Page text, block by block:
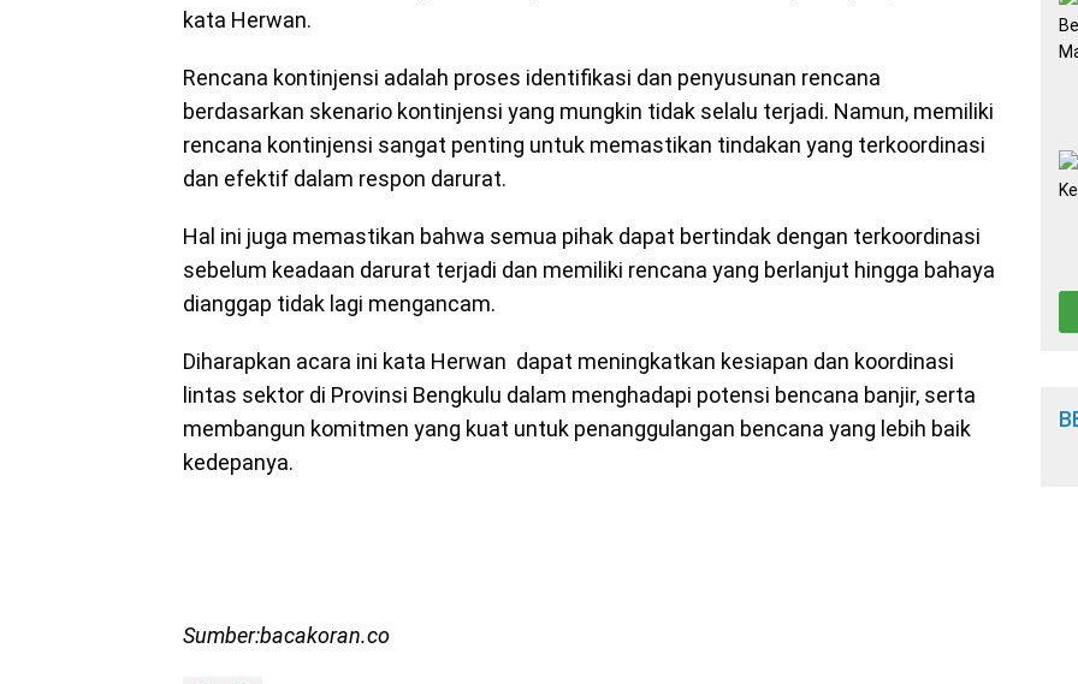
kata Herwan.
Rencana kontinjensi adalah proses identifikasi dan penyusunan rencana
berdasarkan skenario kontinjensi yang mungkin tidak selalu terjadi. Namun, memiliki
rencana kontinjensi sangat penting untuk memastikan tindakan yang terkoordinasi
dan efektif dalam respon darurat.
Hal ini juga memastikan bahwa semua pihak dapat bertindak dengan terkoordinasi
sebelum keadaan darurat terjadi dan memiliki rencana yang berlanjut hingga bahaya
dianggap tidak lagi mengancam.
Diharapkan acara ini kata Herwan dapat meningkatkan kesiapan dan koordinasi
lintas sektor di Provinsi Bengkulu dalam menghadapi potensi bencana banjir, serta
membangun komitmen yang kuat untuk penanggulangan bencana yang lebih baik
kedepanya.
Sumber:bacakoran.co